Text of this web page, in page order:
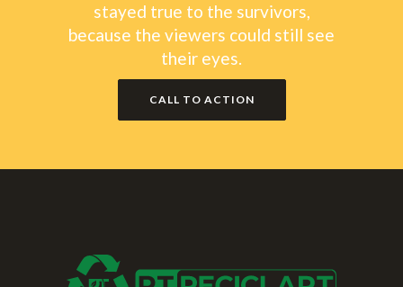
stayed true to the survivors,
because the viewers could still see
their eyes.
CALL TO ACTION